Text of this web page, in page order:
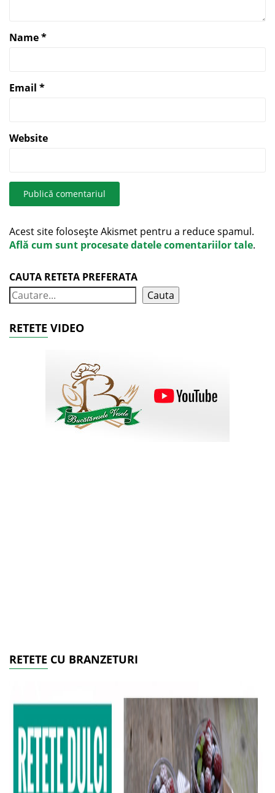
Name*
Email *
Website
Acest site folosește Akismet pentru a reduce spamul.
Află cum sunt procesate datele comentariilor tale.
CAUTA RETETA PREFERATA
Cauta
RETETE VIDEO
RETETE CU BRANZETURI